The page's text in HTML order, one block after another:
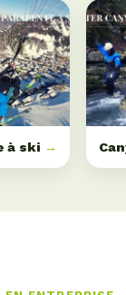
à ski →